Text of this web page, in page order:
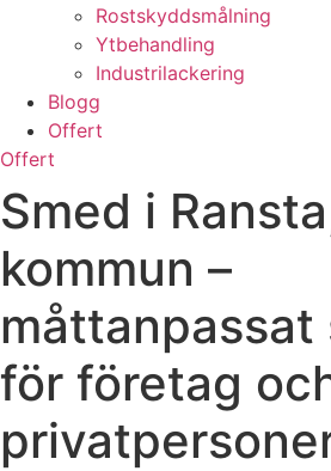
Rostskyddsmålning
Ytbehandling
Industrilackering
Blogg
Offert
Offert
Smed i
kommun –
måttanpassat
för företag